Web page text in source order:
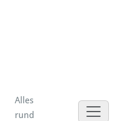
Alles
rund